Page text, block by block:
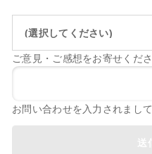
(選択してください)
ご意見・ご感想をお寄せくだ
お問い合わせを入力されまし